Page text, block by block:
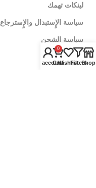
لينكات تهمك
سياسة الإٍستبدال والإٍسترجاع
سياسة الشحن
اشترى جملة
Shop
Filters
Wishlist
0
Cart
My account